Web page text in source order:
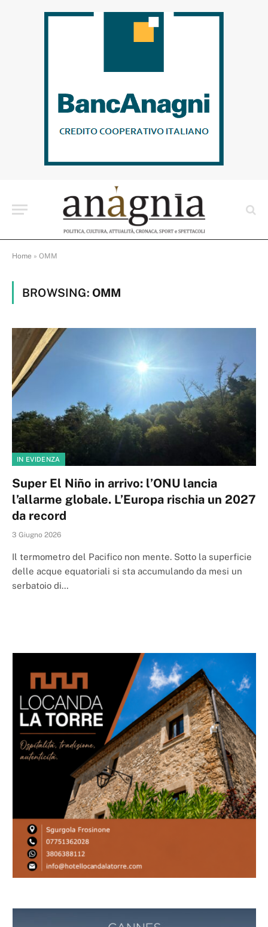
Home » OMM
BROWSING: OMM
IN EVIDENZA
Super El Niño in arrivo: l’ONU lancia
l’allarme globale. L’Europa rischia un 2027
da record
3 Giugno 2026
Il termometro del Pacifico non mente. Sotto la superficie
delle acque equatoriali si sta accumulando da mesi un
serbatoio di…